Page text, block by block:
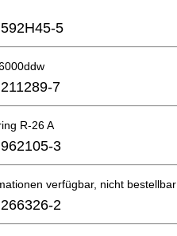
592H45-5
211289-7
R-26 A
962105-3
verfügbar, nicht bestellbar
266326-2